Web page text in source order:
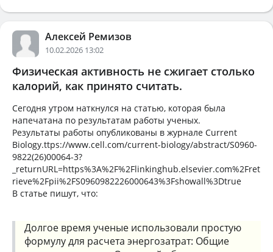
Алексей Ремизов
10.02.2026 13:02
Физическая активность не сжигает столько
калорий, как принято считать.
Сегодня утром наткнулся на статью, которая была
напечатана по результатам работы ученых.
Результаты работы опубликованы в журнале Current
Biology.ttps://www.cell.com/current-biology/abstract/S0960-
9822(26)00064-3?
_returnURL=https%3A%2F%2Flinkinghub.elsevier.com%2Fret
rieve%2Fpii%2FS0960982226000643%3Fshowall%3Dtrue
В статье пишут, что:
Долгое время ученые использовали простую
формулу для расчета энергозатрат: Общие